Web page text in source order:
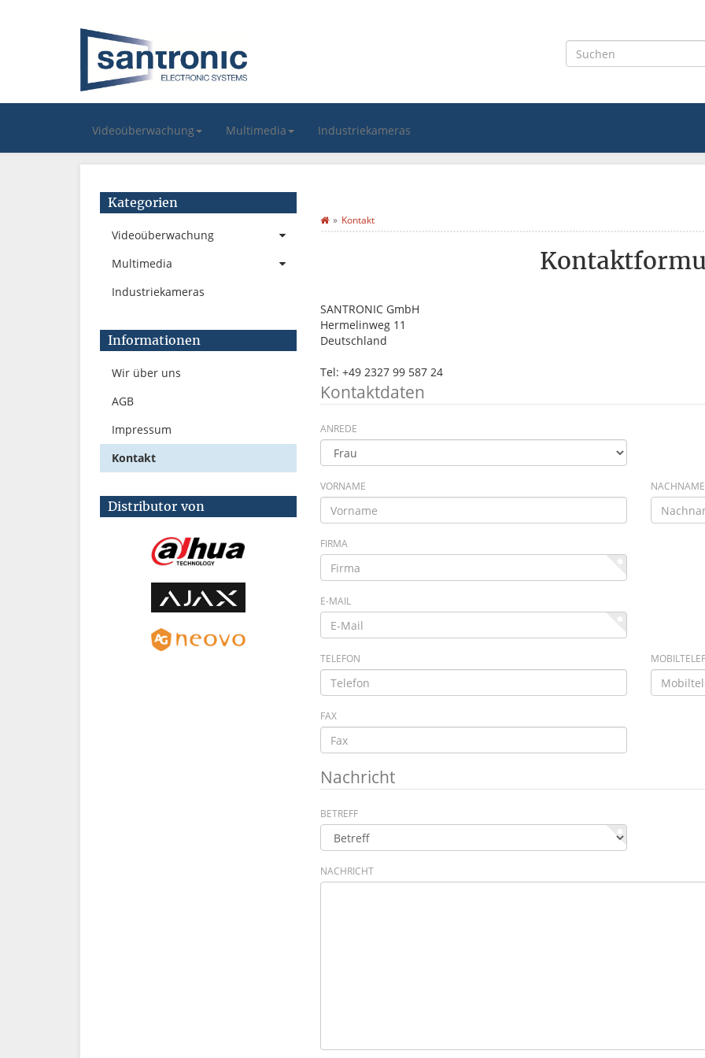
Videoüberwachung Multimedia Industriekameras
Kontakt
SANTRONIC GmbH
Hermelinweg 11
Deutschland
Tel: +49 2327 99 587 24
Kontaktdaten
ANREDE
VORNAME NACHNAME
FIRMA
E-MAIL
TELEFON
FAX
Nachricht
BETREFF
NACHRICHT
Kategorien
Videoüberwachung
Multimedia
Industriekameras
Informationen
Wir über uns
AGB
Impressum
Kontakt
Distributor von